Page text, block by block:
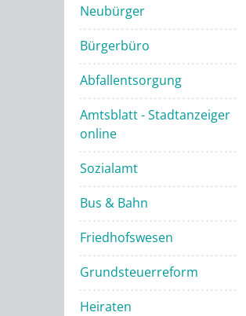
Neubürger
Bürgerbüro
Abfallentsorgung
Amtsblatt - Stadtanzeiger
online
Sozialamt
Bus & Bahn
Friedhofswesen
Grundsteuerreform
Heiraten